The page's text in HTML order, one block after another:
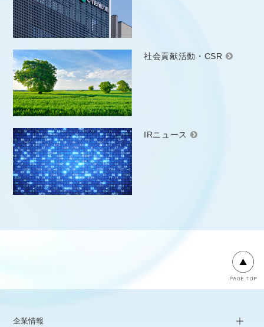
社会貢献活動・CSR
IRニュース
企業情報